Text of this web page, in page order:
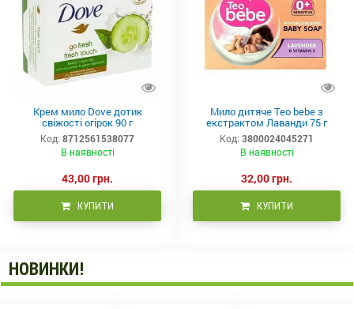
Крем мило Dove дотик
свіжості огірок 90 г
Код: 8712561538077
В наявності
43,00 грн.
КУПИТИ
Мило дитяче Teo bebe з
екстрактом Лаванди 75 г
Код: 3800024045271
В наявності
32,00 грн.
КУПИТИ
НОВИНКИ!